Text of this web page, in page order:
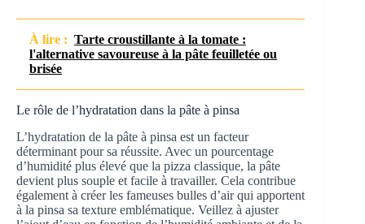
À lire : Tarte croustillante à la tomate :
l'alternative savoureuse à la pâte feuilletée ou
brisée
Le rôle de l’hydratation dans la pâte à pinsa
L’hydratation de la pâte à pinsa est un facteur
déterminant pour sa réussite. Avec un pourcentage
d’humidité plus élevé que la pizza classique, la pâte
devient plus souple et facile à travailler. Cela contribue
également à créer les fameuses bulles d’air qui apportent
à la pinsa sa texture emblématique. Veillez à ajuster